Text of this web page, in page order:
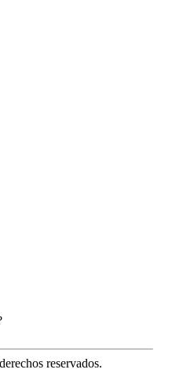
reservados.